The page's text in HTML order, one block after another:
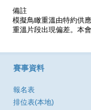
備註
模擬鳥瞰重溫由特約供
重溫片段出現偏差。本
賽事資料
報名表
排位表(本地)